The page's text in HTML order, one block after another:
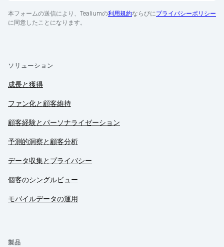
本フォームの送信により、Tealiumの利用規約ならびにプライバシーポリシー
に同意したことになります。
ソリューション
成長と獲得
ファン化と顧客維持
顧客経験とパーソナライゼーション
予測的洞察と顧客分析
データ収集とプライバシー
個客のシングルビュー
モバイルデータの運用
製品